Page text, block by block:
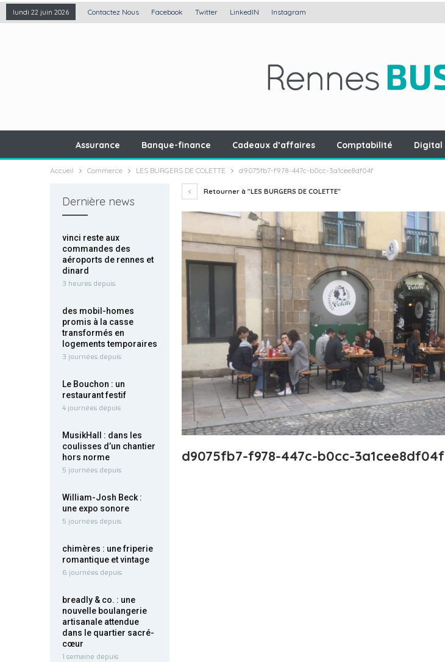
lundi 22 juin 2026 Contactez Nous Facebook Twitter LinkedIN Instagram
Assurance Banque-finance Cadeaux d’affaires Comptabilité Digital
Accueil Commerce LES BURGERS DE COLETTE d9075fb7-f978-447c-b0cc-3a1cee8df04f
Retourner à "LES BURGERS DE COLETTE"
d9075fb7-f978-447c-b0cc-3a1cee8df04f
Dernière news
vinci reste aux
commandes des
aéroports de rennes et
dinard
3 heures depuis
des mobil-homes
promis à la casse
transformés en
logements temporaires
3 journées depuis
Le Bouchon : un
restaurant festif
4 journées depuis
MusikHall : dans les
coulisses d’un chantier
hors norme
5 journées depuis
William-Josh Beck :
une expo sonore
5 journées depuis
chimères : une friperie
romantique et vintage
6 journées depuis
breadly & co. : une
nouvelle boulangerie
artisanale attendue
dans le quartier sacré-
cœur
1 semaine depuis